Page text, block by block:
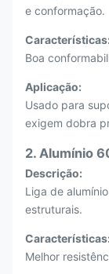
e conformação.
Características:
Boa
Aplicação:
Usado para
exigem dobra
2. Alumínio
Descrição:
Liga de
estruturais.
Características:
Melhor